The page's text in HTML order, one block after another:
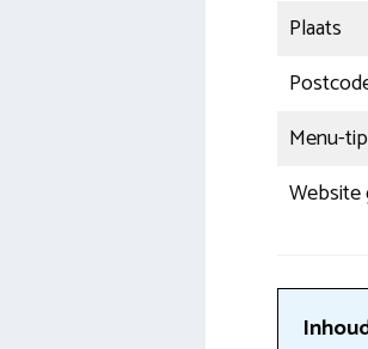
Plaats
Menu-tip